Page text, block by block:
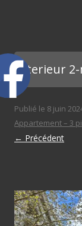
exterieur
Publié le 8 juin
Appartement – 3
← Précédent